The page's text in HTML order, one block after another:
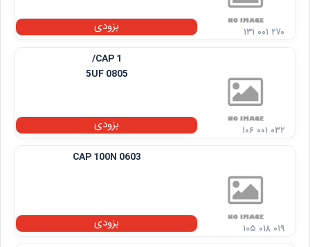
بزودی
۱۳۱ ۰۰۱ ۲۷۰
CAP 1/
5UF 0805
بزودی
۱۰۶ ۰۰۱ ۰۳۲
CAP 100N 0603
بزودی
۱۰۵ ۰۱۸ ۰۱۹